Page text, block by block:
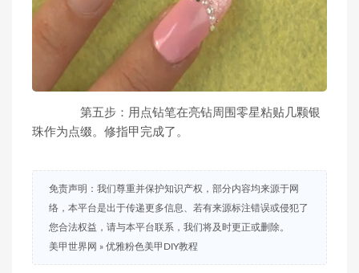
第五步：用点钻笔在亮钻周围零星粘贴几颗银
珠作为点缀。修指甲完成了。
免责声明：我们尊重并保护知识产权，部分内容均来源于网
络，本平台是出于传递更多信息、若有来源标注错误或侵犯了
您合法权益，请与本平台联系，我们将及时更正或删除。
美甲世界网 » 优雅粉色美甲DIY教程